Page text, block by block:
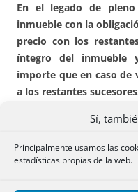
Sí,
Principalmente usamos las
estadísticas propias de la web.
En el legado de
inmueble con la
precio con los
íntegro del inmueble
importe que en caso de
a los restantes
“HECHOS: La
testamento en el que se
un legado en pleno